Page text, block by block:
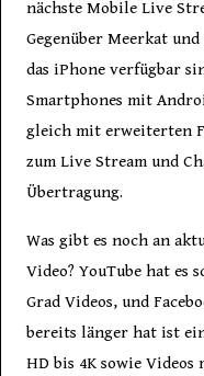
nächste Mobile Live
Gegenüber Meerkat
das iPhone verfügbar
Smartphones mit
gleich mit erweiterten
zum Live Stream und
Übertragung.
Was gibt es noch an
Video? YouTube hat es
Grad Videos, und
bereits länger hat ist
HD bis 4K sowie